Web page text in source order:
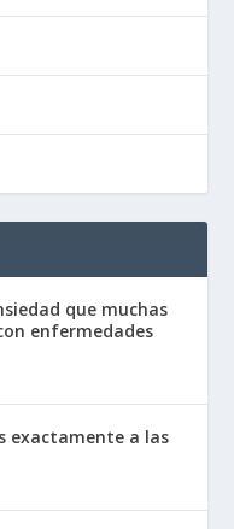
que muchas
enfermedades
exactamente a las